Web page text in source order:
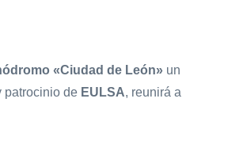
«Ciudad de León» un
patrocinio de EULSA, reunirá a